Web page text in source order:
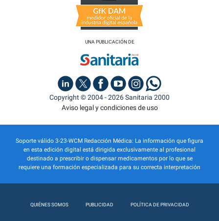
UNA PUBLICACIÓN DE
Copyright © 2004 - 2026 Sanitaria 2000
Aviso legal y condiciones de uso
Soporte válido 3-23-WCM Redacción Médica: La información que figura
en esta edición digital está dirigida exclusivamente al profesional
destinado a prescribir o dispensar medicamentos por lo que se
requiere una formación especializada para su correcta interpretación
QUIÉNES SOMOS PUBLICIDAD POLÍTICA DE PRIVACIDAD